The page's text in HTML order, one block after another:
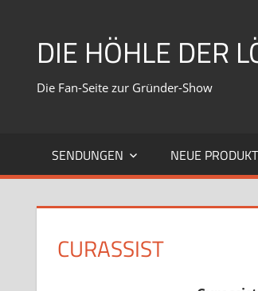
springenDIE HÖHLE DER
Die Fan-Seite zur Gründer-Show
SENDUNGEN NEUE
CURASSIST